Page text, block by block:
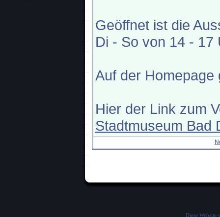
Geöffnet ist die
Di - So von 14 - 17
Auf der Homepage
Hier der Link zum
Stadtmuseum Bad
Diese Website